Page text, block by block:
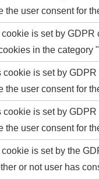
the user consent for
is set by GDPR
in the category
cookie is set by
the user consent for
cookie is set by
the user consent for
is set by the
or not user has